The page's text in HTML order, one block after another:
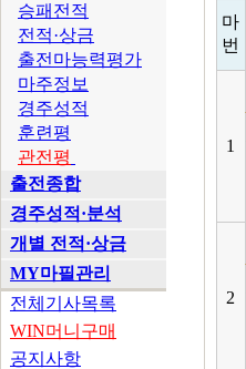
승패전적
전적·상금
출전마능력평가
마주정보
경주성적
훈련평
관전평
출전종합
경주성적·분석
개별 전적·상금
MY마필관리
전체기사목록
WIN머니구매
공지사항
마
번
1
2